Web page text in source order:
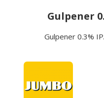
Gulpener
Gulpener 0.3%